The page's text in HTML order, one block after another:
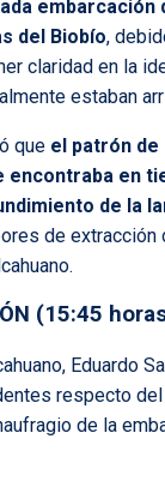
embarcación
del Biobío,
claridad en la
estaban
que el patrón de
encontraba en
de la
de extracción
(15:45
Eduardo
respecto
de la